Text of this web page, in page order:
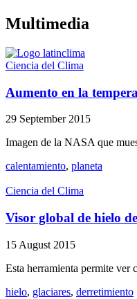
Multimedia
Ciencia del Clima
Aumento en la
29 September 2015
Imagen de la NASA que
calentamiento, planeta
Ciencia del Clima
Visor global de hielo
15 August 2015
Esta herramienta permite ver
hielo, glaciares, derretimiento